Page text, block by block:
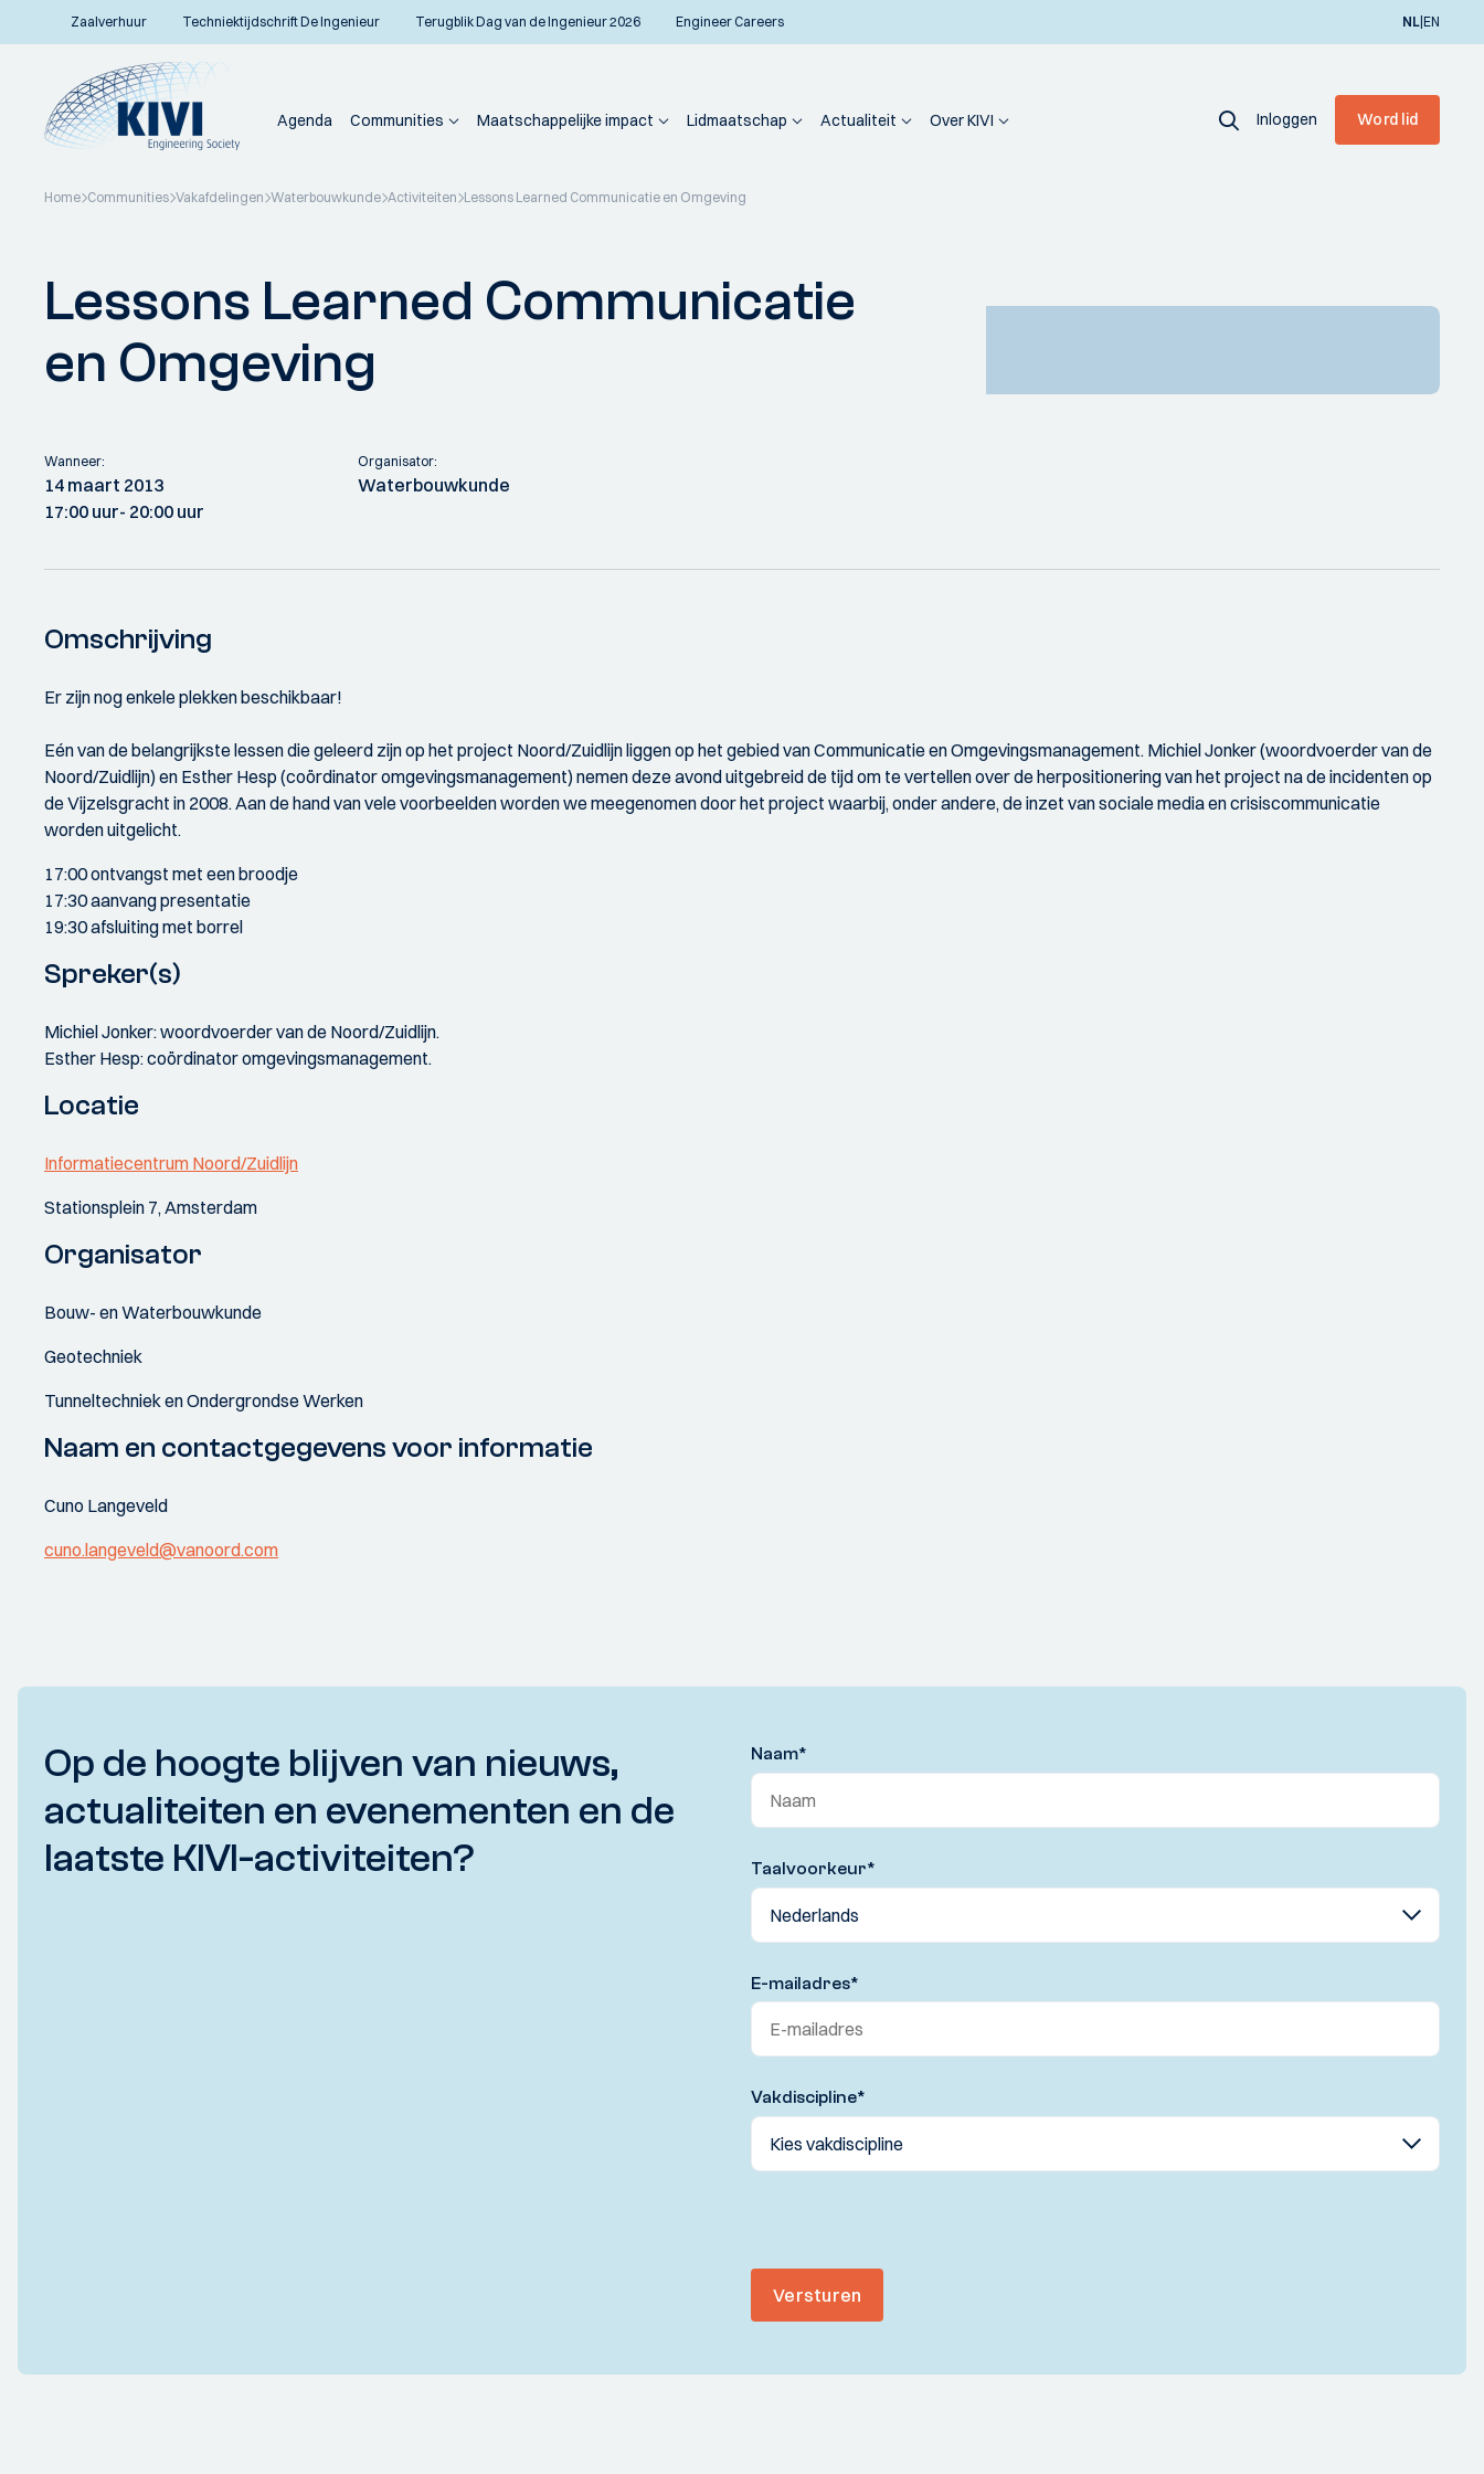
Zaalverhuur Techniektijdschrift De Ingenieur Terugblik Dag van de Ingenieur 2026 Engineer Careers NL|EN
Agenda Communities Maatschappelijke impact Lidmaatschap Actualiteit Over KIVI Inloggen Word lid
Home Communities Vakafdelingen Waterbouwkunde Activiteiten Lessons Learned Communicatie en Omgeving
Lessons Learned Communicatie
en Omgeving
Wanneer:
14 maart 2013
17:00 uur- 20:00 uur
Organisator:
Waterbouwkunde
Omschrijving
Er zijn nog enkele plekken beschikbaar!
Eén van de belangrijkste lessen die geleerd zijn op het project Noord/Zuidlijn liggen op het gebied van Communicatie en Omgevingsmanagement. Michiel Jonker (woordvoerder van de
Noord/Zuidlijn) en Esther Hesp (coördinator omgevingsmanagement) nemen deze avond uitgebreid de tijd om te vertellen over de herpositionering van het project na de incidenten op
de Vijzelsgracht in 2008. Aan de hand van vele voorbeelden worden we meegenomen door het project waarbij, onder andere, de inzet van sociale media en crisiscommunicatie
worden uitgelicht.
17:00 ontvangst met een broodje
17:30 aanvang presentatie
19:30 afsluiting met borrel
Spreker(s)
Michiel Jonker: woordvoerder van de Noord/Zuidlijn.
Esther Hesp: coördinator omgevingsmanagement.
Locatie
Informatiecentrum Noord/Zuidlijn
Stationsplein 7, Amsterdam
Organisator
Bouw- en Waterbouwkunde
Geotechniek
Tunneltechniek en Ondergrondse Werken
Naam en contactgegevens voor informatie
Cuno Langeveld
cuno.langeveld@vanoord.com
Op de hoogte blijven van nieuws,
actualiteiten en evenementen en de
laatste KIVI-activiteiten?
Naam*
Taalvoorkeur*
E-mailadres*
Vakdiscipline*
Versturen